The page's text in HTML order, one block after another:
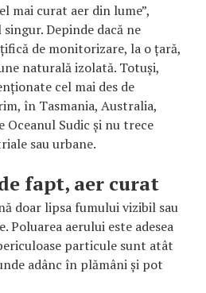
mai curat aer din lume”,
Depinde dacă ne
de monitorizare, la o țară,
naturală izolată. Totuși,
cel mai des de
în Tasmania, Australia,
Oceanul Sudic și nu trece
sau urbane.
fapt, aer curat
doar lipsa fumului vizibil sau
Poluarea aerului este adesea
particule sunt atât
adânc în plămâni și pot